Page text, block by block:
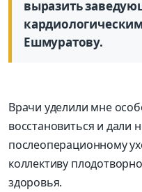
выразить
Ешмуратову.
Врачи уделили мне
восстановиться и дали
послеоперационному
коллективу
здоровья.